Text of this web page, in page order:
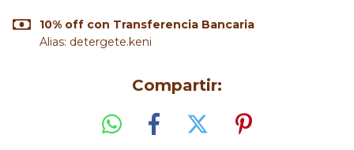
10% off con Transferencia Bancaria
Alias: detergete.keni
Compartir: